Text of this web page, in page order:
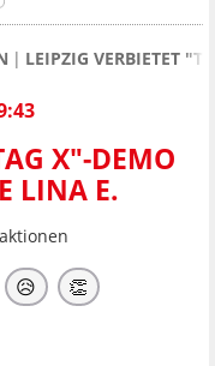
LEIPZIG VERBIETET
X"-DEMO
LINA E.
😥 👏